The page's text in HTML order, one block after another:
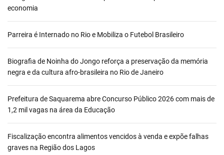
economia
Parreira é Internado no Rio e Mobiliza o Futebol Brasileiro
Biografia de Noinha do Jongo reforça a preservação da memória
negra e da cultura afro-brasileira no Rio de Janeiro
Prefeitura de Saquarema abre Concurso Público 2026 com mais de
1,2 mil vagas na área da Educação
Fiscalização encontra alimentos vencidos à venda e expõe falhas
graves na Região dos Lagos